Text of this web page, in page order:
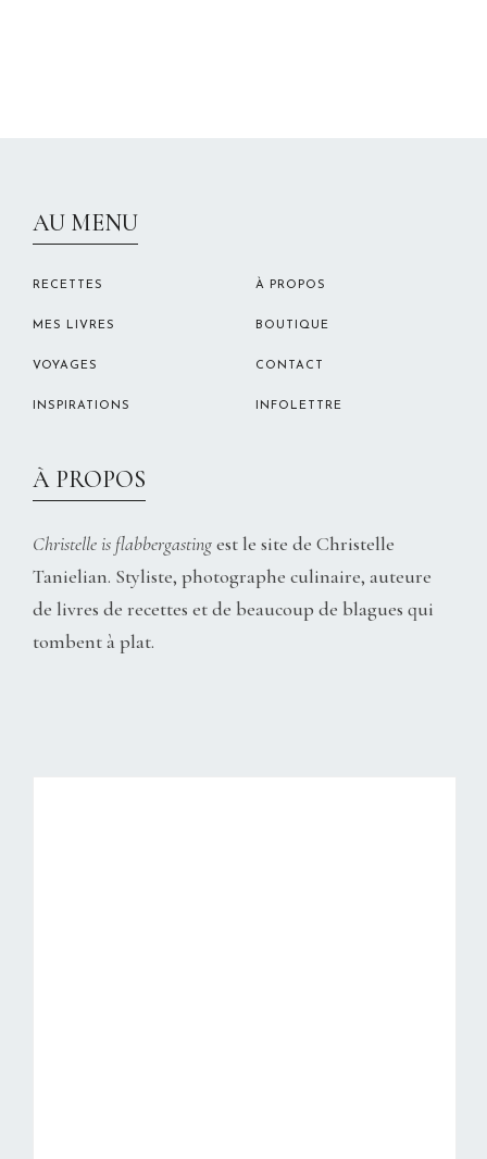
AU MENU
RECETTES
MES LIVRES
VOYAGES
INSPIRATIONS
À PROPOS
BOUTIQUE
CONTACT
INFOLETTRE
À PROPOS
Christelle is flabbergastingest le site de Christelle
Tanielian. Styliste, photographe culinaire, auteure
de livres de recettes et de beaucoup de blagues qui
tombent à plat.